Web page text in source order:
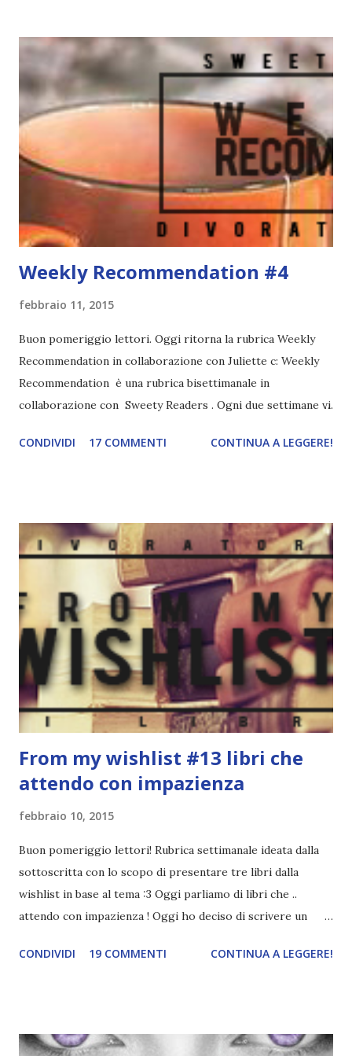
lo so, ma ditemi che l'avete capita e.e) 6. The Mortal
Instruments Maleeeeec 7. The Infernal Devices Jessa or
Wessa? Bitch, please. I'm Jill Quali sono le vostre coppie
preferite? Ho creato una sorta di giochino su facebook
dove alla fine eleggeremo la coppia libresca preferita in
assoluto :D Cliccate qui x per partecipare!
Weekly Recommendation #4
febbraio 11, 2015
Buon pomeriggio lettori. Oggi ritorna la rubrica Weekly
Recommendation in collaborazione con Juliette c: Weekly
Recommendation è una rubrica bisettimanale in
collaborazione con Sweety Readers . Ogni due settimane vi
vorremmo leggere- in base a dei criteri ben precisi. Questa
storia vi informo brevemente io. Scrivimi ancora parla di
un'amicizia indistruttibile, quella che supera tutti gli
ostacoli, quella che non svanisce col tempo, quella che
supera anche la distanza. Amicizia vera. Ma racconta anche
di amore. Amore e amicizia espressi attraverso bigliettini,
conversazioni in chat, email, lettere. Ammetto di trovarmi
un po' in difficoltà con il tema del giorno e ho impiegato
parecchio tempo a cercare un titolo che andasse be...
CONDIVIDI 17 COMMENTI CONTINUA A LEGGERE!
From my wishlist #13 libri che
attendo con impazienza
febbraio 10, 2015
Buon pomeriggio lettori! Rubrica settimanale ideata dalla
sottoscritta con lo scopo di presentare tre libri dalla
wishlist in base al tema :3 Oggi parliamo di libri che ..
attendo con impazienza ! Oggi ho deciso di scrivere un
days , terzo e ultimo volume della trilogia Penryn & the
disperare ancora di più *piange*). Maggio è troppo,
CONDIVIDI 19 COMMENTI CONTINUA A LEGGERE!